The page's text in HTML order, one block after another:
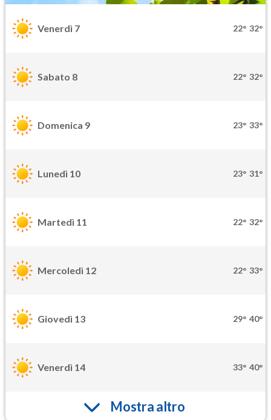
Venerdì 7 22° 32°
Sabato 8 22° 32°
Domenica 9 23° 33°
Lunedì 10 23° 31°
Martedì 11 22° 32°
Mercoledì 12 22° 33°
Giovedì 13 29° 40°
Venerdì 14 33° 40°
Mostra altro